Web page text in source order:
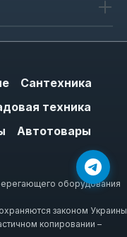
Сантехника
техника
Автотовары
оборудования
законом Украины
копировании –